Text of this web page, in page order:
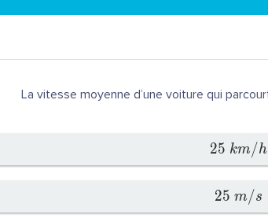
La vitesse moyenne d’une voiture qui
25 km/h
25 m/s